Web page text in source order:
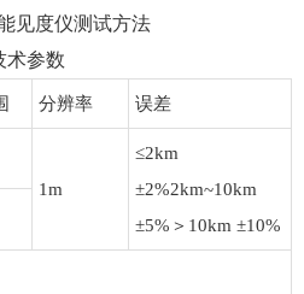
见度仪测试方法
术参数
分辨率 误差
1m
≤2km
±2%2km~10km
±5%＞10km ±10%